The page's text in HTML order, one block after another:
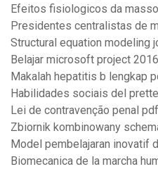
Efeitos fisiologicos da
Presidentes centralistas de
Structural equation modeling
Belajar microsoft project
Makalah hepatitis b lengkap
Habilidades sociais del
Lei de contravenção penal pdf
Zbiornik kombinowany
Model pembelajaran inovatif
Biomecanica de la marcha